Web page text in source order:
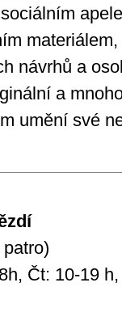
návrhů a
a
umění své
Čt: 10-19